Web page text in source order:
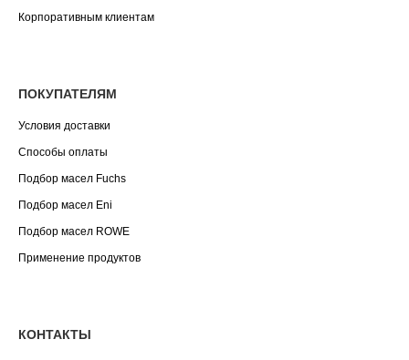
Корпоративным клиентам
ПОКУПАТЕЛЯМ
Условия доставки
Способы оплаты
Подбор масел Fuchs
Подбор масел Eni
Подбор масел ROWE
Применение продуктов
КОНТАКТЫ